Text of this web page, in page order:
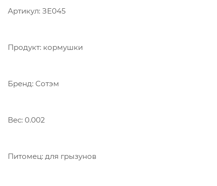
Артикул: ЗЕ045
Продукт: кормушки
Бренд: Сотэм
Вес: 0.002
Питомец: для грызунов